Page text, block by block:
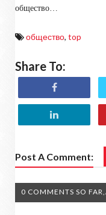
общество…
общество, top
Share To:
Post A Comment:
0 COMMENTS SO